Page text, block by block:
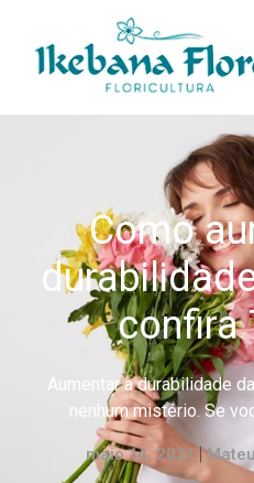
Como
confira
Aumentar a durabilidade
nenhum mistério. Se
maio 14, 2021